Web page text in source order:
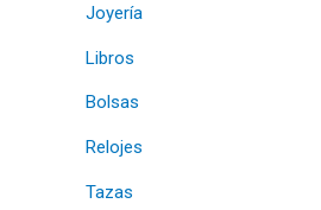
Joyería
Libros
Bolsas
Relojes
Tazas